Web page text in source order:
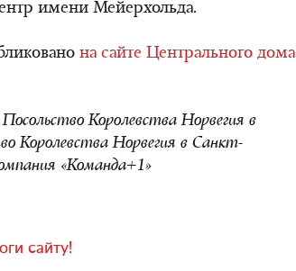
имени Мейерхольда.
на сайте Центрального дома
Королевства Норвегия в
Королевства Норвегия в Санкт-
«Команда+1»
сайту!